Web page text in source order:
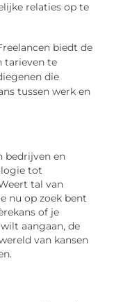
relaties op te
biedt de
tarieven te
die
tussen werk en
bedrijven en
tot
tal van
nu op zoek bent
of je
aangaan, de
van kansen